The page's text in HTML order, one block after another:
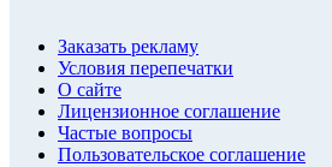
Заказать рекламу
Условия перепечатки
О сайте
Лицензионное соглашение
Частые вопросы
Пользовательское соглашение